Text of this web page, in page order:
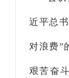
近平总
对浪费”
艰苦奋